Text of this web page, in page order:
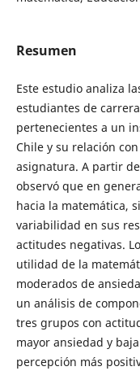
Resumen
Este estudio analiza
estudiantes de
pertenecientes a un
Chile y su relación
asignatura. A partir
observó que en
hacia la matemática,
variabilidad en sus
actitudes negativas.
utilidad de la
moderados de
un análisis de
tres grupos con
mayor ansiedad y
percepción más